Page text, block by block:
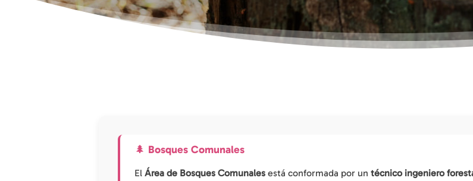
🌲 Bosques Comunales
ElÁrea de Bosques Comunales está conformada por untécnico ingeniero